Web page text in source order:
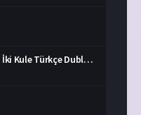
Yüzüklerin Efendisi İki Kule Türkçe Dublaj İzle